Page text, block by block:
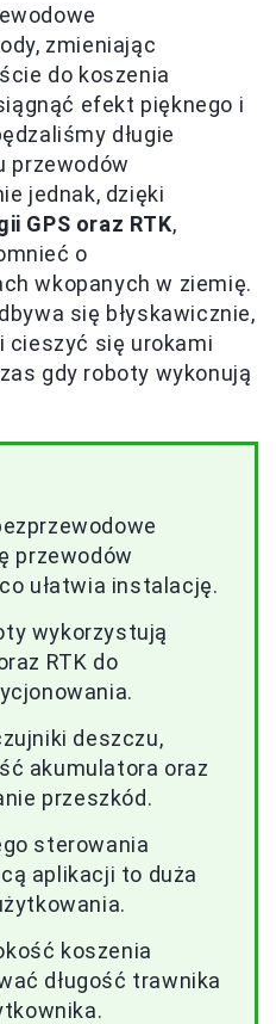
zmieniając
do koszenia
efekt pięknego i
długie
przewodów
jednak, dzięki
GPS oraz RTK,
o
wkopanych w ziemię.
się błyskawicznie,
cieszyć się urokami
gdy roboty wykonują
przewodów
ułatwia instalację.
wykorzystują
RTK do
deszczu,
akumulatora oraz
przeszkód.
sterowania
aplikacji to duża
koszenia
długość trawnika